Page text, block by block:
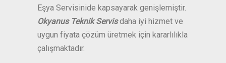
Eşya Servisinide kapsayarak genişlemiştir.
Okyanus Teknik Servisdaha iyi hizmet ve
uygun fiyata çözüm üretmek için kararlılıkla
çalışmaktadır.